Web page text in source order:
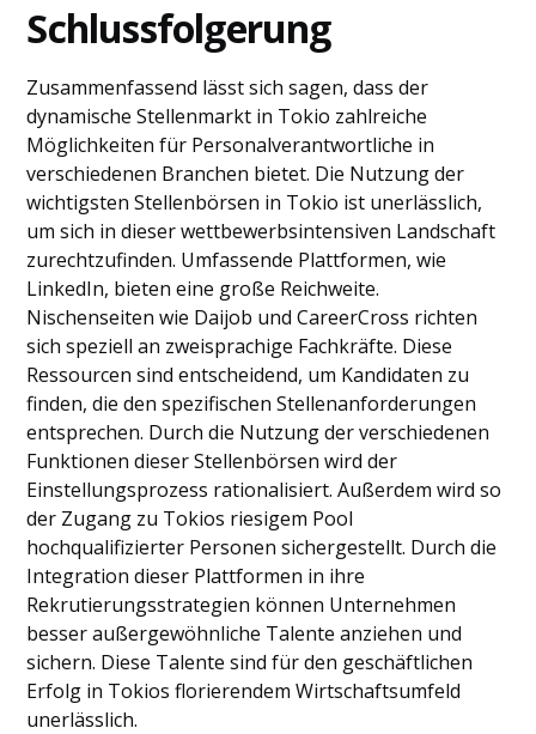
Schlussfolgerung
Zusammenfassend lässt sich sagen, dass der
dynamische Stellenmarkt in Tokio zahlreiche
Möglichkeiten für Personalverantwortliche in
verschiedenen Branchen bietet. Die Nutzung der
wichtigsten Stellenbörsen in Tokio ist unerlässlich,
um sich in dieser wettbewerbsintensiven Landschaft
zurechtzufinden. Umfassende Plattformen, wie
LinkedIn, bieten eine große Reichweite.
Nischenseiten wie Daijob und CareerCross richten
sich speziell an zweisprachige Fachkräfte. Diese
Ressourcen sind entscheidend, um Kandidaten zu
finden, die den spezifischen Stellenanforderungen
entsprechen. Durch die Nutzung der verschiedenen
Funktionen dieser Stellenbörsen wird der
Einstellungsprozess rationalisiert. Außerdem wird so
der Zugang zu Tokios riesigem Pool
hochqualifizierter Personen sichergestellt. Durch die
Integration dieser Plattformen in ihre
Rekrutierungsstrategien können Unternehmen
besser außergewöhnliche Talente anziehen und
sichern. Diese Talente sind für den geschäftlichen
Erfolg in Tokios florierendem Wirtschaftsumfeld
unerlässlich.